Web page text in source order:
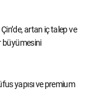
artan iç talep ve
büyümesini
yapısı ve premium